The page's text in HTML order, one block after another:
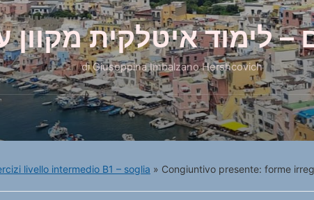
– לימוד איטלקית
di Giuseppina Imbalzano Hershcovich
livello intermedio B1 – soglia » Congiuntivo presente: forme